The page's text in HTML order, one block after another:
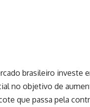
brasileiro investe
no objetivo de
que passa pela